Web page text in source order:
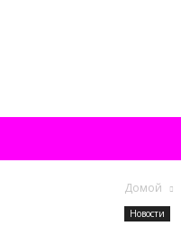
Домой
Новости